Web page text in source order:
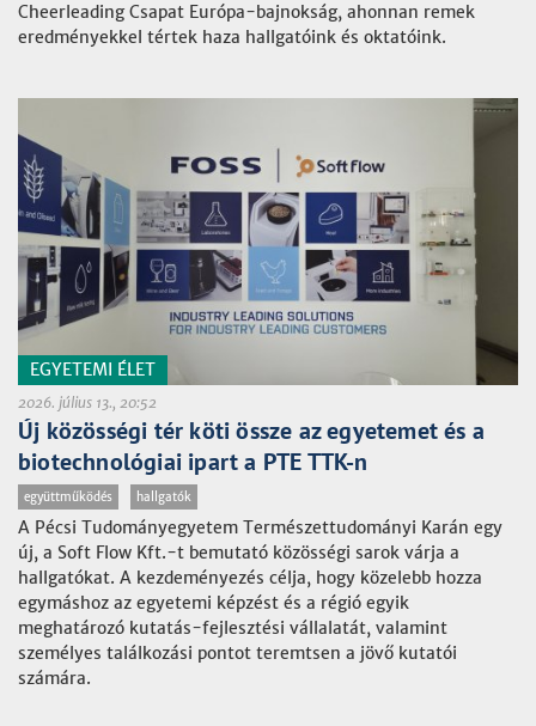
Cheerleading Csapat Európa-bajnokság, ahonnan remek
eredményekkel tértek haza hallgatóink és oktatóink.
EGYETEMI ÉLET
2026. július 13., 20:52
Új közösségi tér köti össze az egyetemet és a
biotechnológiai ipart a PTE TTK-n
együttműködés hallgatók
A Pécsi Tudományegyetem Természettudományi Karán egy
új, a Soft Flow Kft.-t bemutató közösségi sarok várja a
hallgatókat. A kezdeményezés célja, hogy közelebb hozza
egymáshoz az egyetemi képzést és a régió egyik
meghatározó kutatás-fejlesztési vállalatát, valamint
személyes találkozási pontot teremtsen a jövő kutatói
számára.